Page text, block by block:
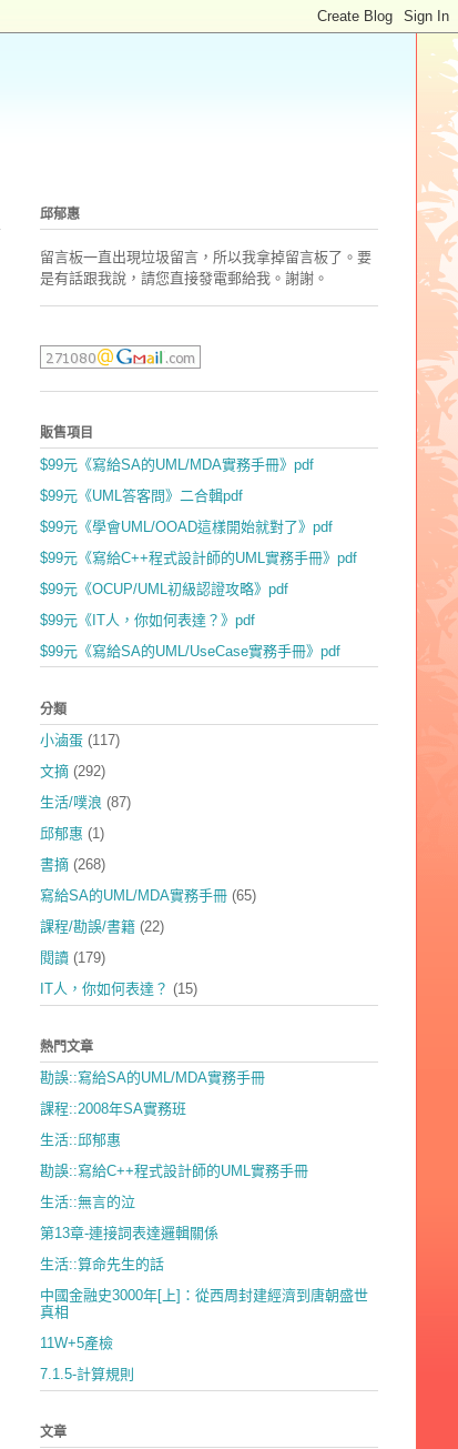
邱郁惠
留言板一直出現垃圾留言，所以我拿掉留言板了。要
是有話跟我說，請您直接發電郵給我。謝謝。
販售項目
$99元《寫給SA的UML/MDA實務手冊》pdf
$99元《UML答客問》二合輯pdf
$99元《學會UML/OOAD這樣開始就對了》pdf
$99元《寫給C++程式設計師的UML實務手冊》pdf
$99元《OCUP/UML初級認證攻略》pdf
$99元《IT人，你如何表達？》pdf
$99元《寫給SA的UML/UseCase實務手冊》pdf
分類
小滷蛋 (117)
文摘 (292)
生活/噗浪 (87)
邱郁惠 (1)
書摘 (268)
寫給SA的UML/MDA實務手冊 (65)
課程/勘誤/書籍 (22)
閱讀 (179)
IT人，你如何表達？ (15)
熱門文章
勘誤::寫給SA的UML/MDA實務手冊
課程::2008年SA實務班
生活::邱郁惠
勘誤::寫給C++程式設計師的UML實務手冊
生活::無言的泣
第13章-連接詞表達邏輯關係
生活::算命先生的話
中國金融史3000年[上]：從西周封建經濟到唐朝盛世
真相
11W+5產檢
7.1.5-計算規則
文章